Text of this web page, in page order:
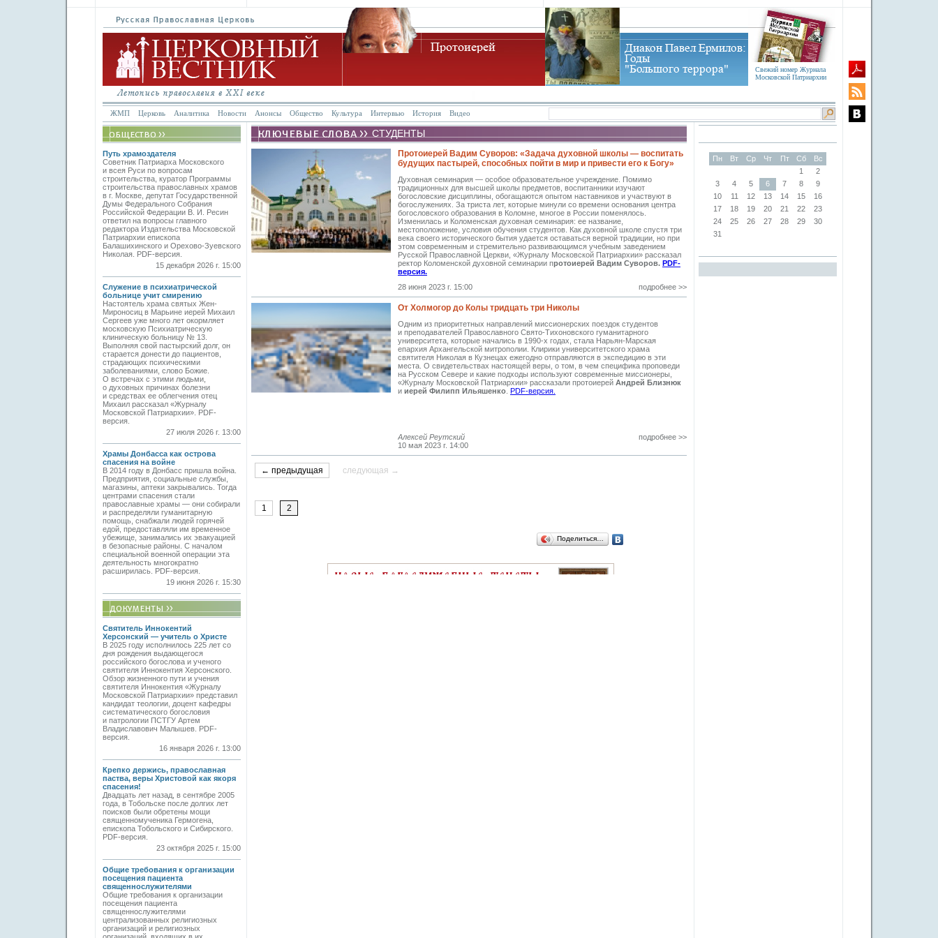
Свежий номер Журнала
Московской Патриархии
ЖМП Церковь Аналитика Новости Анонсы Общество Культура Интервью История Видео
Путь храмоздателя
Советник Патриарха Московского
и всея Руси по вопросам
строительства, куратор Программы
строительства православных храмов
в г. Москве, депутат Государственной
Думы Федерального Собрания
Российской Федерации В. И. Ресин
ответил на вопросы главного
редактора Издательства Московской
Патриархии епископа
Балашихинского и Орехово-Зуевского
Николая. PDF-версия.
15 декабря 2026 г. 15:00
Служение в психиатрической
больнице учит смирению
Настоятель храма святых Жен-
Мироносиц в Марьине иерей Михаил
Сергеев уже много лет окормляет
московскую Психиатрическую
клиническую больницу № 13.
Выполняя свой пастырский долг, он
старается донести до пациентов,
страдающих психическими
заболеваниями, слово Божие.
О встречах с этими людьми,
о духовных причинах болезни
и средствах ее облегчения отец
Михаил рассказал «Журналу
Московской Патриархии». PDF-
версия.
27 июля 2026 г. 13:00
Храмы Донбасса как острова
спасения на войне
В 2014 году в Донбасс пришла война.
Предприятия, социальные службы,
магазины, аптеки закрывались. Тогда
центрами спасения стали
православные храмы — они собирали
и распределяли гуманитарную
помощь, снабжали людей горячей
едой, предоставляли им временное
убежище, занимались их эвакуацией
в безопасные районы. С началом
специальной военной операции эта
деятельность многократно
расширилась. PDF-версия.
19 июня 2026 г. 15:30
Святитель Иннокентий
Херсонский — учитель о Христе
В 2025 году исполнилось 225 лет со
дня рождения выдающегося
российского богослова и ученого
святителя Иннокентия Херсонского.
Обзор жизненного пути и учения
святителя Иннокентия «Журналу
Московской Патриархии» представил
кандидат теологии, доцент кафедры
систематического богословия
и патрологии ПСТГУ Артем
Владиславович Малышев. PDF-
версия.
16 января 2026 г. 13:00
Крепко держись, православная
паства, веры Христовой как якоря
спасения!
Двадцать лет назад, в сентябре 2005
года, в Тобольске после долгих лет
поисков были обретены мощи
священномученика Гермогена,
епископа Тобольского и Сибирского.
PDF-версия.
23 октября 2025 г. 15:00
Общие требования к организации
посещения пациента
священнослужителями
Общие требования к организации
посещения пациента
священнослужителями
централизованных религиозных
организаций и религиозных
СТУДЕНТЫ
Протоиерей Вадим Суворов: «Задача духовной школы — воспитать
будущих пастырей, способных пойти в мир и привести его к Богу»
Духовная семинария — особое образовательное учреждение. Помимо
традиционных для высшей школы предметов, воспитанники изучают
богословские дисциплины, обогащаются опытом наставников и участвуют в
богослужениях. За триста лет, которые минули со времени основания центра
богословского образования в Коломне, многое в России поменялось.
Изменилась и Коломенская духовная семинария: ее название,
местоположение, условия обучения студентов. Как духовной школе спустя три
века своего исторического бытия удается оставаться верной традиции, но при
этом современным и стремительно развивающимся учебным заведением
Русской Православной Церкви, «Журналу Московской Патриархии» рассказал
ректор Коломенской духовной семинарии протоиерей Вадим Суворов. PDF-
версия.
28 июня 2023 г. 15:00
подробнее >>
От Холмогор до Колы тридцать три Николы
Одним из приоритетных направлений миссионерских поездок студентов
и преподавателей Православного Свято-Тихоновского гуманитарного
университета, которые начались в 1990-х годах, стала Нарьян-Марская
епархия Архангельской митрополии. Клирики университетского храма
святителя Николая в Кузнецах ежегодно отправляются в экспедицию в эти
места. О свидетельствах настоящей веры, о том, в чем специфика проповеди
на Русском Севере и какие подходы используют современные миссионеры,
«Журналу Московской Патриархии» рассказали протоиерей Андрей Близнюк
и иерей Филипп Ильяшенко PDF-версия.
Алексей Реутский
10 мая 2023 г. 14:00
подробнее >>
← предыдущая следующая →
1 2
Поделиться…
Пн Вт Ср Чт Пт Сб
Вс
1
2
3
4 5 6 7 8
9
10
11 12 13 14 15
16
17
18 19 20 21 22
23
24
25 26 27 28 29
30
31